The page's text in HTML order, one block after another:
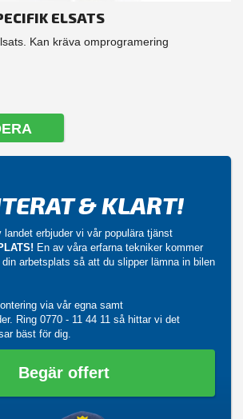
ELSATS
Kan kräva omprogramering
& KLART!
landet erbjuder vi vår populära tjänst
En av våra erfarna tekniker kommer
arbetsplats så att du slipper lämna in bilen
via vår egna samt
Ring 0770 - 11 44 11 så hittar vi det
bäst för dig.
Begär offert